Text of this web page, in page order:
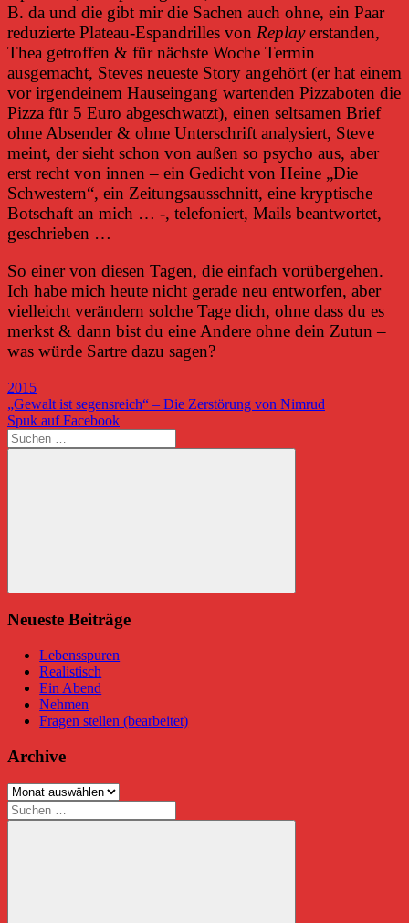
B. da und die gibt mir die Sachen auch ohne, ein Paar
reduzierte Plateau-Espandrilles von Replayerstanden,
Thea getroffen & für nächste Woche Termin
ausgemacht, Steves neueste Story angehört (er hat einem
vor irgendeinem Hauseingang wartenden Pizzaboten die
Pizza für 5 Euro abgeschwatzt), einen seltsamen Brief
ohne Absender & ohne Unterschrift analysiert, Steve
meint, der sieht schon von außen so psycho aus, aber
erst recht von innen – ein Gedicht von Heine „Die
Schwestern“, ein Zeitungsausschnitt, eine kryptische
Botschaft an mich … -, telefoniert, Mails beantwortet,
geschrieben …
So einer von diesen Tagen, die einfach vorübergehen.
Ich habe mich heute nicht gerade neu entworfen, aber
vielleicht verändern solche Tage dich, ohne dass du es
merkst & dann bist du eine Andere ohne dein Zutun –
was würde Sartre dazu sagen?
2015
Beitragsnavigation
Vorheriger
Beitrag:
„Gewalt ist segensreich“ – Die Zerstörung von Nimrud
Nächster
Beitrag:
Spuk auf Facebook
Suchen
nach:
Suchen
Neueste Beiträge
Lebensspuren
Realistisch
Ein Abend
Nehmen
Fragen stellen (bearbeitet)
Archive
Archive
Suchen
nach: